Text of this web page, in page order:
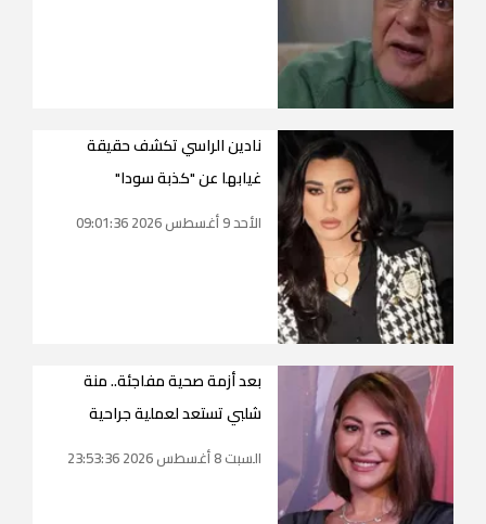
نادين الراسي تكشف حقيقة
غيابها عن "كذبة سودا"
الأحد 9 أغسطس 2026 09:01:36
بعد أزمة صحية مفاجئة.. منة
شلبي تستعد لعملية جراحية
السبت 8 أغسطس 2026 23:53:36